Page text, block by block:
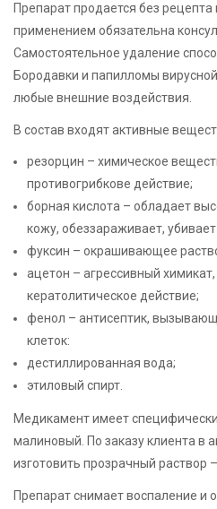
Препарат продается без рецепта
применением обязательна
Самостоятельное удаление
Бородавки и папилломы
любые внешние воздействия.
В состав входят активные
резорцин – химическое
противогрибкове действие;
борная кислота – обладает
кожу, обеззараживает,
фуксин – окрашивающее
ацетон – агрессивный
кератолитическое действие;
фенол – антисептик,
клеток:
дестиллированная вода;
этиловый спирт.
Медикамент имеет
малиновый. По заказу клиента в
изготовить прозрачный раствор
Препарат снимает воспаление